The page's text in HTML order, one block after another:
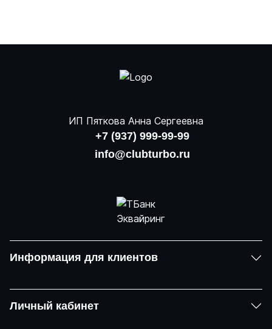
ИП Пяткова Анна Сергеевна
+7 (937) 999-99-99
info@clubturbo.ru
Информация для клиентов
Личный кабинет